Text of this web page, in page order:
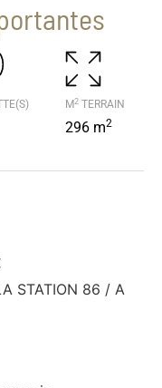
M2 TERRAIN
296 m2
STATION 86 / A